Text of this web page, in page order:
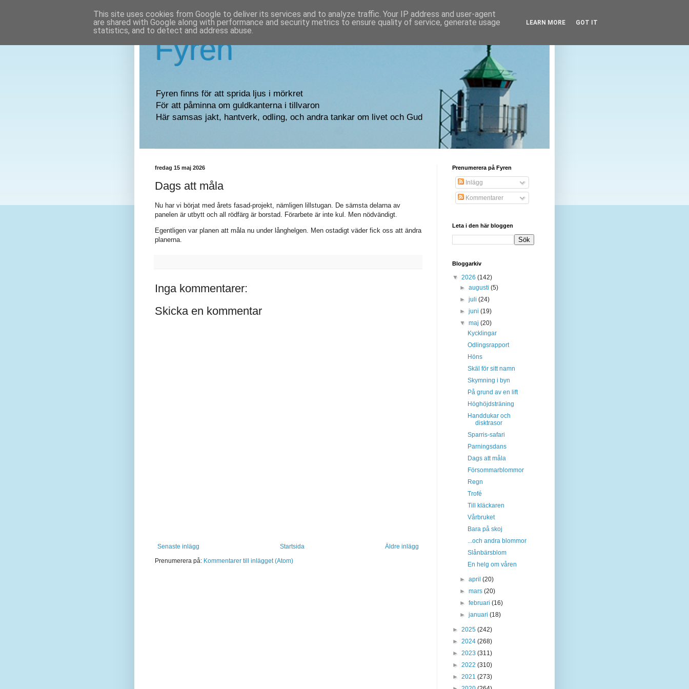
Fyren
Fyren finns för att sprida ljus i mörkret
För att påminna om guldkanterna i tillvaron
Här samsas jakt, hantverk, odling, och andra tankar om livet och Gud
fredag 15 maj 2026
Dags att måla
Nu har vi börjat med årets fasad-projekt, nämligen lillstugan. De sämsta delarna av
panelen är utbytt och all rödfärg är borstad. Förarbete är inte kul. Men nödvändigt.
Egentligen var planen att måla nu under långhelgen. Men ostadigt väder fick oss att ändra
planerna.
Inga kommentarer:
Skicka en kommentar
Senaste inlägg Äldre inlägg
Startsida
Prenumerera på: Kommentarer till inlägget (Atom)
Prenumerera på Fyren
Inlägg
Kommentarer
Leta i den här bloggen
Bloggarkiv
▼ 2026 (142)
►augusti(5)
►juli(24)
►juni(19)
▼maj(20)
Kycklingar
Odlingsrapport
Höns
Skäl för sitt namn
Skymning i byn
På grund av en lift
Höghöjdsträning
Handdukar och
disktrasor
Sparris-safari
Parningsdans
Dags att måla
Försommarblommor
Regn
Trofé
Till kläckaren
Vårbruket
Bara på skoj
...och andra blommor
Slånbärsblom
En helg om våren
►april(20)
►mars(20)
►februari(16)
►januari(18)
► 2025 (242)
► 2024 (268)
► 2023 (311)
► 2022 (310)
► 2021 (273)
This site uses cookies from Google to deliver its services and to analyze traffic. Your IP address and user-agent
are shared with Google along with performance and security metrics to ensure quality of service, generate usage
statistics, and to detect and address abuse.
LEARN MORE GOT IT